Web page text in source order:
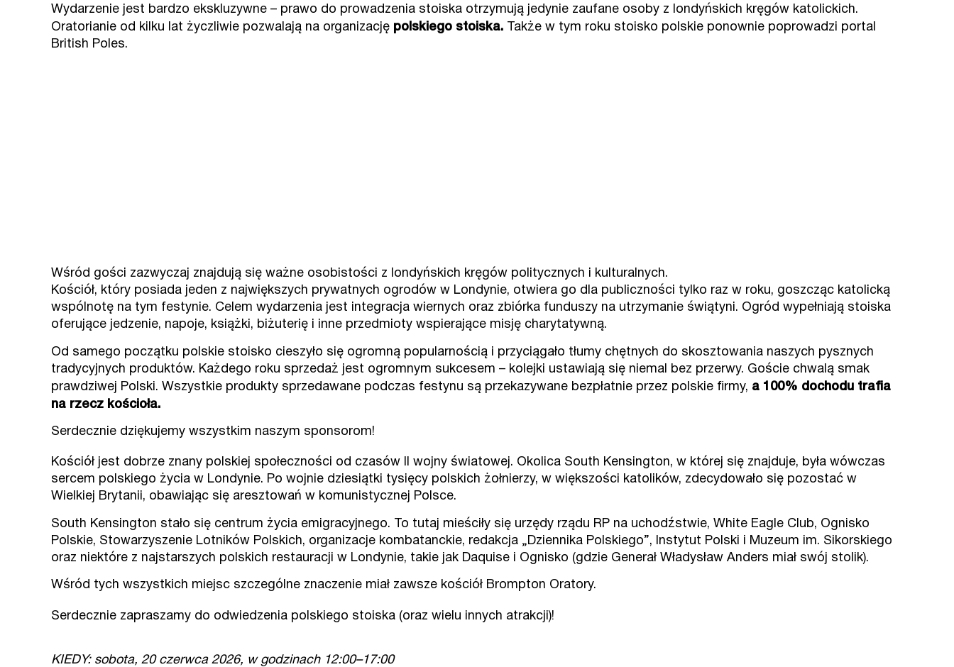
Wydarzenie jest bardzo ekskluzywne – prawo do prowadzenia stoiska otrzymują jedynie zaufane osoby z londyńskich kręgów katolickich.
Oratorianie od kilku lat życzliwie pozwalają na organizację polskiego stoiska. Także w tym roku stoisko polskie ponownie poprowadzi portal
British Poles.
Wśród gości zazwyczaj znajdują się ważne osobistości z londyńskich kręgów politycznych i kulturalnych.
Kościół, który posiada jeden z największych prywatnych ogrodów w Londynie, otwiera go dla publiczności tylko raz w roku, goszcząc katolicką
wspólnotę na tym festynie. Celem wydarzenia jest integracja wiernych oraz zbiórka funduszy na utrzymanie świątyni. Ogród wypełniają stoiska
oferujące jedzenie, napoje, książki, biżuterię i inne przedmioty wspierające misję charytatywną.
Od samego początku polskie stoisko cieszyło się ogromną popularnością i przyciągało tłumy chętnych do skosztowania naszych pysznych
tradycyjnych produktów. Każdego roku sprzedaż jest ogromnym sukcesem – kolejki ustawiają się niemal bez przerwy. Goście chwalą smak
prawdziwej Polski. Wszystkie produkty sprzedawane podczas festynu są przekazywane bezpłatnie przez polskie firmy, a 100% dochodu trafia
na rzecz kościoła.
Serdecznie dziękujemy wszystkim naszym sponsorom!
Kościół jest dobrze znany polskiej społeczności od czasów II wojny światowej. Okolica South Kensington, w której się znajduje, była wówczas
sercem polskiego życia w Londynie. Po wojnie dziesiątki tysięcy polskich żołnierzy, w większości katolików, zdecydowało się pozostać w
Wielkiej Brytanii, obawiając się aresztowań w komunistycznej Polsce.
South Kensington stało się centrum życia emigracyjnego. To tutaj mieściły się urzędy rządu RP na uchodźstwie, White Eagle Club, Ognisko
Polskie, Stowarzyszenie Lotników Polskich, organizacje kombatanckie, redakcja „Dziennika Polskiego”, Instytut Polski i Muzeum im. Sikorskiego
oraz niektóre z najstarszych polskich restauracji w Londynie, takie jak Daquise i Ognisko (gdzie Generał Władysław Anders miał swój stolik).
Wśród tych wszystkich miejsc szczególne znaczenie miał zawsze kościół Brompton Oratory.
Serdecznie zapraszamy do odwiedzenia polskiego stoiska (oraz wielu innych atrakcji)!
KIEDY: sobota, 20 czerwca 2026, w godzinach 12:00–17:00